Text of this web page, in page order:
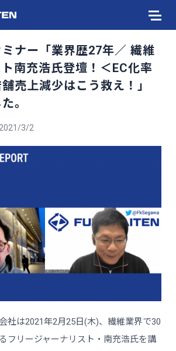
ナー「業界歴27年／ 繊維
南充浩氏登壇！＜EC化率
売上減少はこう救え！」
。
2021/3/2
社は2021年2月25日(木)、繊維業界で30
フリージャーナリスト・南充浩氏を講